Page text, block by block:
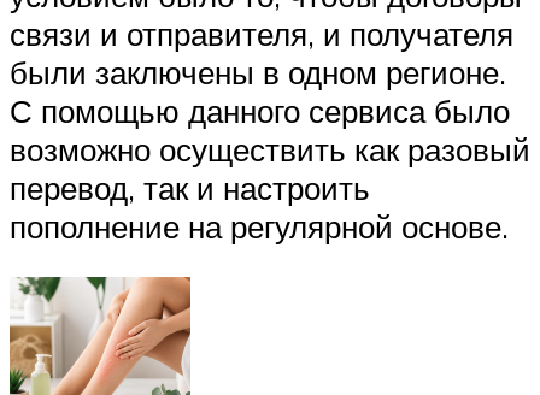
связи и отправителя, и получателя
были заключены в одном регионе.
С помощью данного сервиса было
возможно осуществить как разовый
перевод, так и настроить
пополнение на регулярной основе.